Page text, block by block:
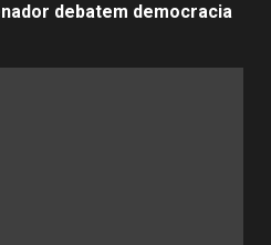
debatem democracia